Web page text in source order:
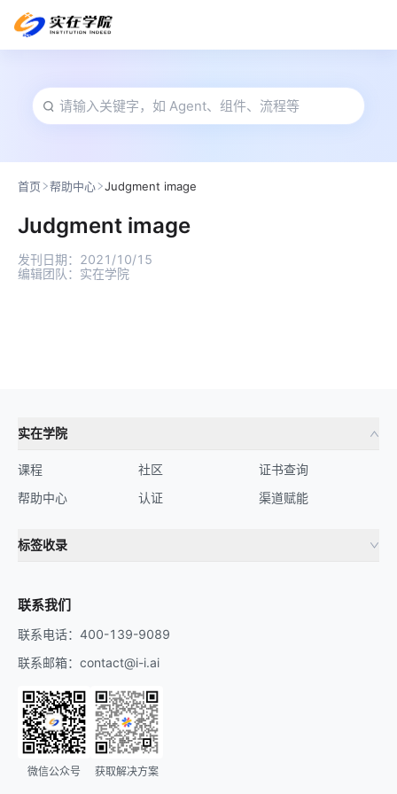
首页 帮助中心 Judgment image
Judgment image
发刊日期： 2021/10/15
编辑团队： 实在学院
实在学院
课程
帮助中心
社区
认证
证书查询
渠道赋能
标签收录
联系我们
联系电话：400-139-9089
联系邮箱：contact@i-i.ai
微信公众号 获取解决方案